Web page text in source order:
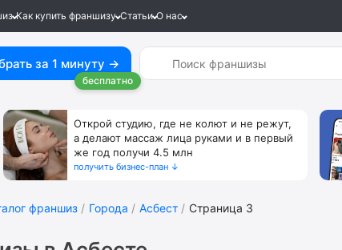
Как купить франшизу Статьи О нас
за 1 минуту →
бесплатно
Открой студию, где не колют и не режут,
а делают массаж лица руками и в первый
же год получи 4.5 млн
получить бизнес-план ↓
франшиз Города Асбест Страница 3